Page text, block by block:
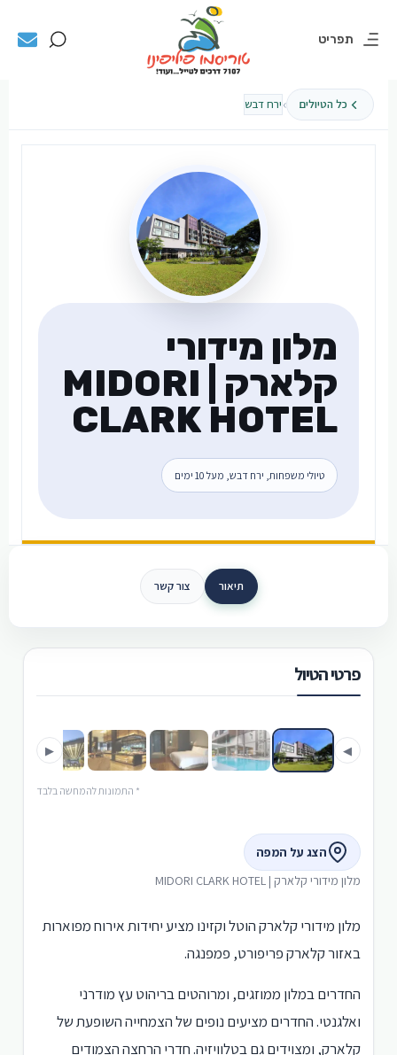
תפריט
כל הטיולים ›ירח דבש
מלון מידורי
קלארק | MIDORI
CLARK HOTEL
טיולי משפחות, ירח דבש, מעל 10 ימים
תיאור צור קשר
פרטי הטיול
◀
▶
* התמונות להמחשה בלבד
הצג על המפה
מלון מידורי קלארק | MIDORI CLARK HOTEL
מלון מידורי קלארק הוטל וקזינו מציע יחידות אירוח מפוארות
באזור קלארק פריפורט, פמפנגה.
החדרים במלון ממוזגים, ומרוהטים בריהוט עץ מודרני
ואלגנטי. החדרים מציעים נופים של הצמחייה השופעת של
קלארק, ומצוידים גם בטלוויזיה. חדרי הרחצה הצמודים